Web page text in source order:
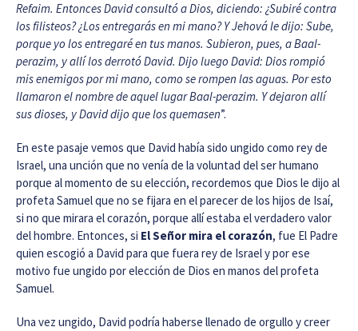
Refaim. Entonces David consultó a Dios, diciendo: ¿Subiré contra
los filisteos? ¿Los entregarás en mi mano? Y Jehová le dijo: Sube,
porque yo los entregaré en tus manos. Subieron, pues, a Baal-
perazim, y allí los derrotó David. Dijo luego David: Dios rompió
mis enemigos por mi mano, como se rompen las aguas. Por esto
llamaron el nombre de aquel lugar Baal-perazim. Y dejaron allí
sus dioses, y David dijo que los quemasen”.
En este pasaje vemos que David había sido ungido como rey de
Israel, una unción que no venía de la voluntad del ser humano
porque al momento de su elección, recordemos que Dios le dijo al
profeta Samuel que no se fijara en el parecer de los hijos de Isaí,
si no que mirara el corazón, porque allí estaba el verdadero valor
del hombre. Entonces, si El Señor mira el corazón, fue El Padre
quien escogió a David para que fuera rey de Israel y por ese
motivo fue ungido por elección de Dios en manos del profeta
Samuel.
Una vez ungido, David podría haberse llenado de orgullo y creer